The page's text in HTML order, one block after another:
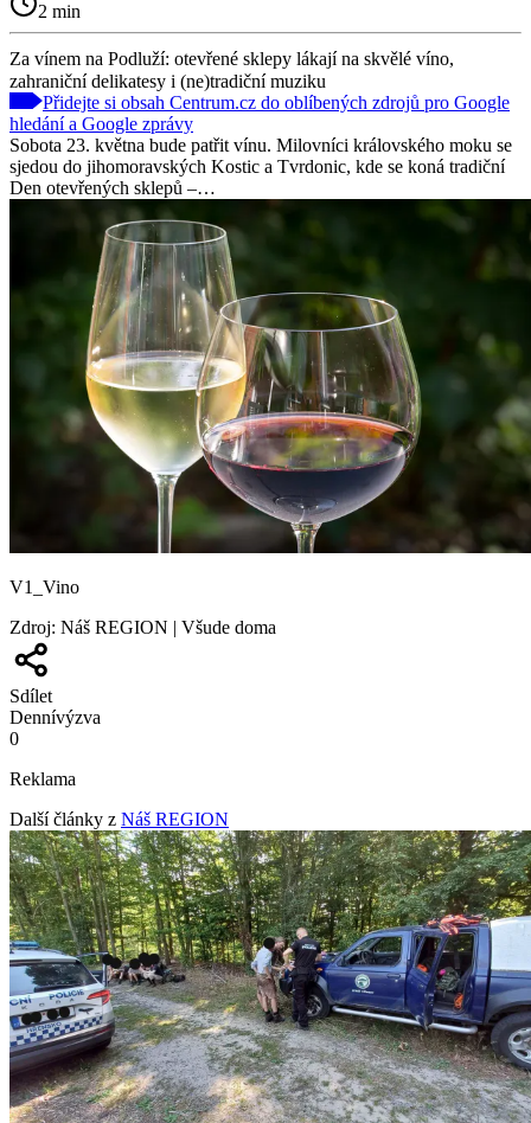
2 min
Za vínem na Podluží: otevřené sklepy lákají na skvělé víno,
zahraniční delikatesy i (ne)tradiční muziku
Přidejte si obsah Centrum.cz do oblíbených zdrojů pro Google
hledání a Google zprávy
Sobota 23. května bude patřit vínu. Milovníci královského moku se
sjedou do jihomoravských Kostic a Tvrdonic, kde se koná tradiční
Den otevřených sklepů –…
V1_Vino
Zdroj: Náš REGION | Všude doma
Sdílet
Dennívýzva
0
Reklama
Další články z Náš REGION